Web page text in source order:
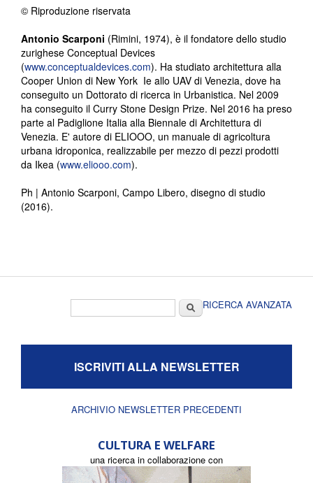
© Riproduzione riservata
Antonio Scarponi (Rimini, 1974), è il fondatore dello studio
zurighese Conceptual Devices
(www.conceptualdevices.com). Ha studiato architettura alla
Cooper Union di New York Ie allo UAV di Venezia, dove ha
conseguito un Dottorato di ricerca in Urbanistica. Nel 2009
ha conseguito il Curry Stone Design Prize. Nel 2016 ha preso
parte al Padiglione Italia alla Biennale di Architettura di
Venezia. E' autore di ELIOOO, un manuale di agricoltura
urbana idroponica, realizzabile per mezzo di pezzi prodotti
da Ikea (www.eliooo.com).
Ph | Antonio Scarponi, Campo Libero, disegno di studio
(2016).
CercaRICERCA AVANZATA
ISCRIVITI ALLA NEWSLETTER
ARCHIVIO NEWSLETTER PRECEDENTI
CULTURA E WELFARE
una ricerca in collaborazione con